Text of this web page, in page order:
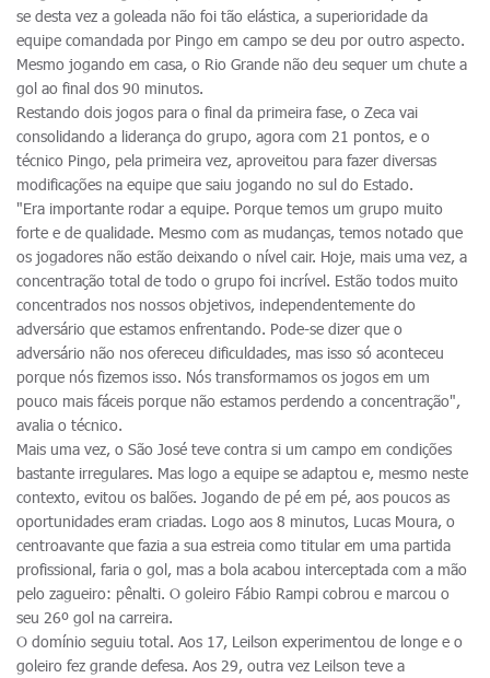
se desta vez a goleada não foi tão elástica, a superioridade da
equipe comandada por Pingo em campo se deu por outro aspecto.
Mesmo jogando em casa, o Rio Grande não deu sequer um chute a
gol ao final dos 90 minutos.
Restando dois jogos para o final da primeira fase, o Zeca vai
consolidando a liderança do grupo, agora com 21 pontos, e o
técnico Pingo, pela primeira vez, aproveitou para fazer diversas
modificações na equipe que saiu jogando no sul do Estado.
"Era importante rodar a equipe. Porque temos um grupo muito
forte e de qualidade. Mesmo com as mudanças, temos notado que
os jogadores não estão deixando o nível cair. Hoje, mais uma vez, a
concentração total de todo o grupo foi incrível. Estão todos muito
concentrados nos nossos objetivos, independentemente do
adversário que estamos enfrentando. Pode-se dizer que o
adversário não nos ofereceu dificuldades, mas isso só aconteceu
porque nós fizemos isso. Nós transformamos os jogos em um
pouco mais fáceis porque não estamos perdendo a concentração",
avalia o técnico.
Mais uma vez, o São José teve contra si um campo em condições
bastante irregulares. Mas logo a equipe se adaptou e, mesmo neste
contexto, evitou os balões. Jogando de pé em pé, aos poucos as
oportunidades eram criadas. Logo aos 8 minutos, Lucas Moura, o
centroavante que fazia a sua estreia como titular em uma partida
profissional, faria o gol, mas a bola acabou interceptada com a mão
pelo zagueiro: pênalti. O goleiro Fábio Rampi cobrou e marcou o
seu 26º gol na carreira.
O domínio seguiu total. Aos 17, Leilson experimentou de longe e o
goleiro fez grande defesa. Aos 29, outra vez Leilson teve a